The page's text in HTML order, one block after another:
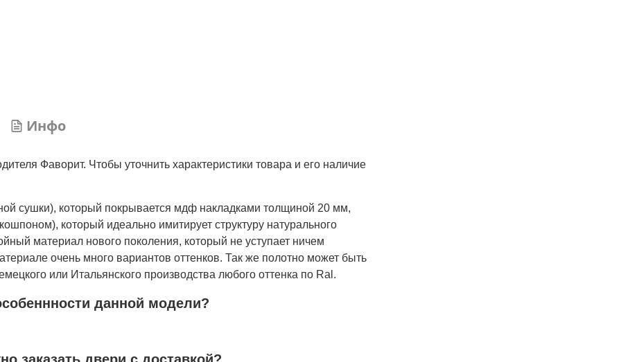
Инфо
Фаворит. Чтобы уточнить характеристики товара и его наличие
сушки), который покрывается мдф накладками толщиной 20 мм,
который идеально имитирует структуру натурального
материал нового поколения, который не уступает ничем
очень много вариантов оттенков. Так же полотно может быть
или Итальянского производства любого оттенка по Ral.
данной модели?
заказать двери с доставкой?